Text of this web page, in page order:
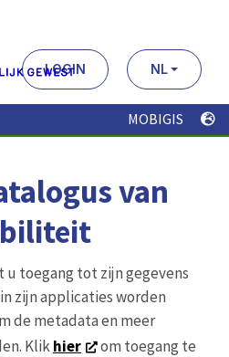
LOGIN NL
MOBIGIS
van
toegang tot zijn gegevens
zijn applicaties worden
de metadata en meer
Klikhier
om toegang te